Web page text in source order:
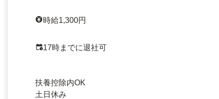
時給1,300円
17時までに退社可
扶養控除内OK
土日休み